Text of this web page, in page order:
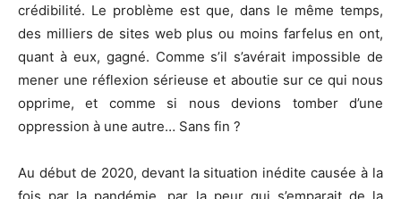
crédibilité. Le problème est que, dans le même temps,
des milliers de sites web plus ou moins farfelus en ont,
quant à eux, gagné. Comme s’il s’avérait impossible de
mener une réflexion sérieuse et aboutie sur ce qui nous
opprime, et comme si nous devions tomber d’une
oppression à une autre… Sans fin ?
Au début de 2020, devant la situation inédite causée à la